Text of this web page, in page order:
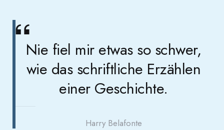
Nie fiel mir etwas so schwer,
wie das schriftliche Erzählen
einer Geschichte.
Harry Belafonte